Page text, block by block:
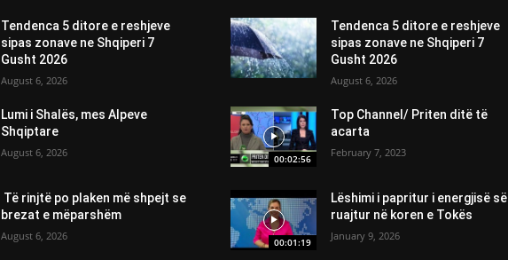
Tendenca 5 ditore e reshjeve
sipas zonave ne Shqiperi 7
Gusht 2026
August 6, 2026
Lumi i Shalës, mes Alpeve
Shqiptare
August 6, 2026
Të rinjtë po plaken më shpejt se
brezat e mëparshëm
August 6, 2026
Tendenca 5 ditore e reshjeve
sipas zonave ne Shqiperi 7
Gusht 2026
August 6, 2026
00:02:56
Top Channel/ Priten ditë të
acarta
February 7, 2023
00:01:19
Lëshimi i papritur i energjisë së
ruajtur në koren e Tokës
January 9, 2026